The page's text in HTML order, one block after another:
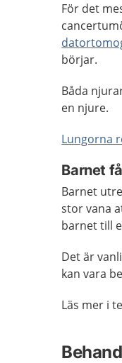
För det
börjar.
Båda
en njure.
Lungorna
Barnet
Barnet
stor vana
barnet till
Det är
kan vara
Läs mer i